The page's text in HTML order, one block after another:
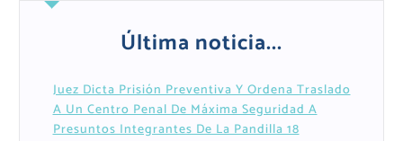
Última noticia...
Juez Dicta Prisión Preventiva Y Ordena Traslado
A Un Centro Penal De Máxima Seguridad A
Presuntos Integrantes De La Pandilla 18